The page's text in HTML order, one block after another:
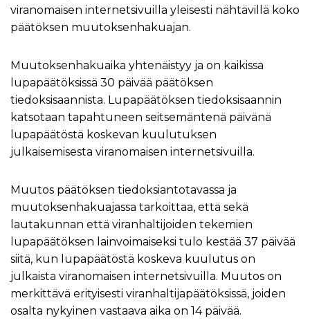
viranomaisen internetsivuilla yleisesti nähtävillä koko
päätöksen muutoksenhakuajan.
Muutoksenhakuaika yhtenäistyy ja on kaikissa
lupapäätöksissä 30 päivää päätöksen
tiedoksisaannista. Lupapäätöksen tiedoksisaannin
katsotaan tapahtuneen seitsemäntenä päivänä
lupapäätöstä koskevan kuulutuksen
julkaisemisesta viranomaisen internetsivuilla.
Muutos päätöksen tiedoksiantotavassa ja
muutoksenhakuajassa tarkoittaa, että sekä
lautakunnan että viranhaltijoiden tekemien
lupapäätöksen lainvoimaiseksi tulo kestää 37 päivää
siitä, kun lupapäätöstä koskeva kuulutus on
julkaista viranomaisen internetsivuilla. Muutos on
merkittävä erityisesti viranhaltijapäätöksissä, joiden
osalta nykyinen vastaava aika on 14 päivää.